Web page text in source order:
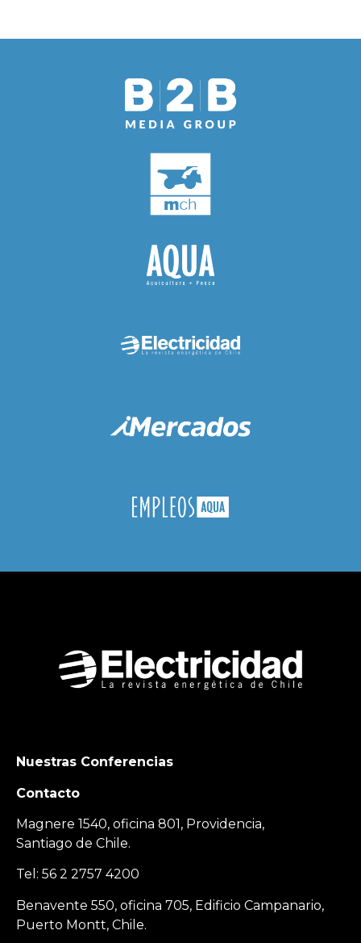
Nuestras Conferencias
Contacto
Magnere 1540, oficina 801, Providencia,
Santiago de Chile.
Tel: 56 2 2757 4200
Benavente 550, oficina 705, Edificio Campanario,
Puerto Montt, Chile.